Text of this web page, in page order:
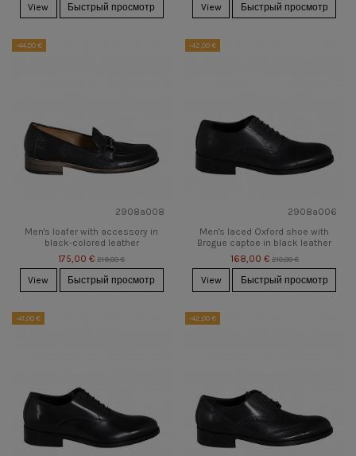
View Быстрый просмотр View Быстрый просмотр
-44,00 €
2908a008
Men's loafer with accessory in
black-colored leather
175,00 € 219,00 €
View Быстрый просмотр
-42,00 €
2908a006
Men's laced Oxford shoe with
Brogue captoe in black leather
168,00 € 210,00 €
View Быстрый просмотр
-41,00 € -42,00 €